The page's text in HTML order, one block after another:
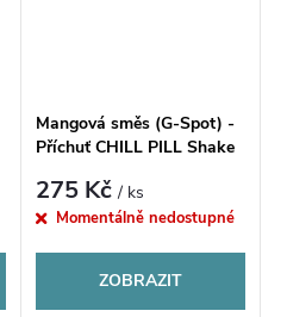
Mangová směs (G-Spot) -
Příchuť CHILL PILL Shake
275 Kč/ ks
Momentálně nedostupné
ZOBRAZIT